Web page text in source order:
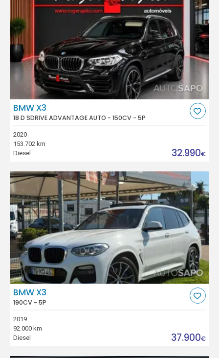
BMW X3
18 D SDRIVE ADVANTAGE AUTO - 150CV - 5P
2020
153.702 km
Diesel
32.990€
BMW X3
190CV - 5P
2019
92.000 km
Diesel
37.900€